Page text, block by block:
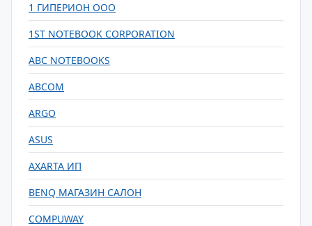
1 ГИПЕРИОН ООО
1ST NOTEBOOK CORPORATION
ABC NOTEBOOKS
ABCOM
ARGO
ASUS
AXARTA ИП
BENQ МАГАЗИН САЛОН
COMPUWAY